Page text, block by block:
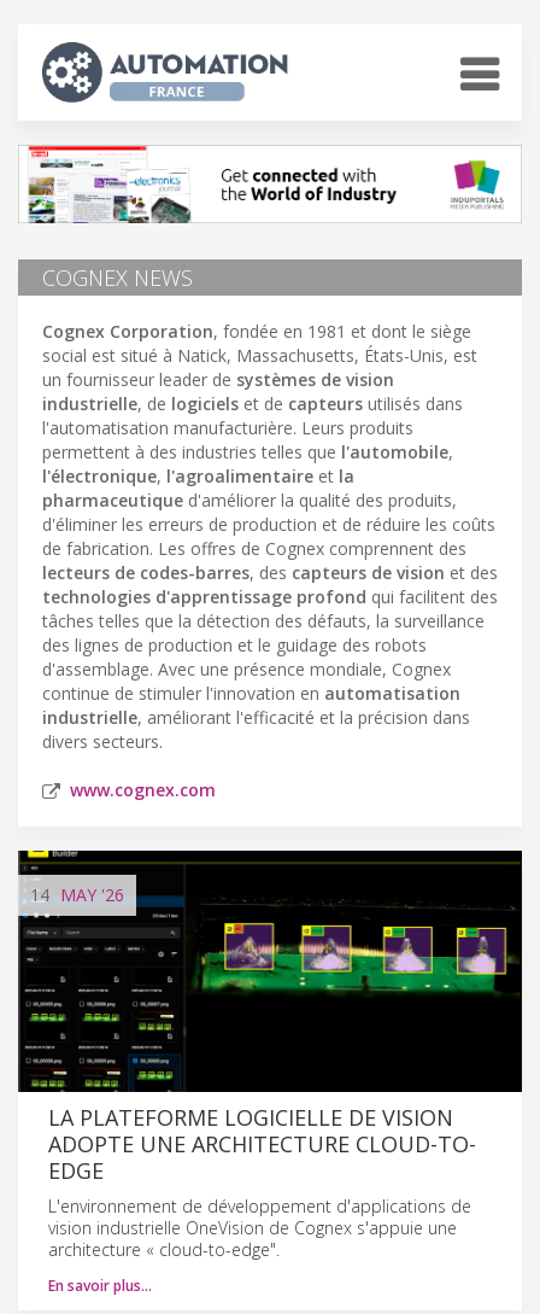
COGNEX NEWS
Cognex Corporation, fondée en 1981 et dont le siège
social est situé à Natick, Massachusetts, États-Unis, est
un fournisseur leader de systèmes de vision
industrielle, de logiciels et de capteurs utilisés dans
l'automatisation manufacturière. Leurs produits
permettent à des industries telles que l'automobile,
l'électronique, l'agroalimentaire et la
pharmaceutique d'améliorer la qualité des produits,
d'éliminer les erreurs de production et de réduire les coûts
de fabrication. Les offres de Cognex comprennent des
lecteurs de codes-barres, des capteurs de vision et des
technologies d'apprentissage profond qui facilitent des
tâches telles que la détection des défauts, la surveillance
des lignes de production et le guidage des robots
d'assemblage. Avec une présence mondiale, Cognex
continue de stimuler l'innovation en automatisation
industrielle, améliorant l'efficacité et la précision dans
divers secteurs.
www.cognex.com
14 MAY '26
LA PLATEFORME LOGICIELLE DE VISION
ADOPTE UNE ARCHITECTURE CLOUD-TO-
EDGE
L'environnement de développement d'applications de
vision industrielle OneVision de Cognex s'appuie une
architecture « cloud-to-edge".
En savoir plus…